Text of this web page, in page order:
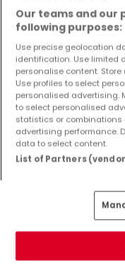
130 m² 5
Our teams and our
following purposes:
Use precise geolocation
identification. Use limited
personalise content.
Use profiles to select
personalised advertising.
to select personalised
statistics or combinations
advertising performance.
data to select content.
List of Partners